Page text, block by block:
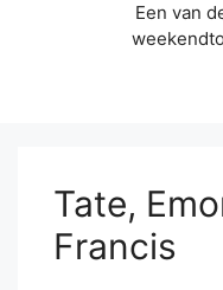
Een van
Tate,
Francis